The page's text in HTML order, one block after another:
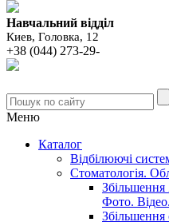
Навчальний відділ
Киев, Головка, 12
+38 (044) 273-29-
Меню
Каталог
Відбілюючі
Стоматологія.
Фото.